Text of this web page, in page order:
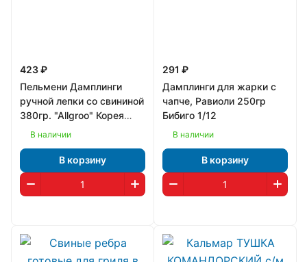
423 ₽
Пельмени Дамплинги
ручной лепки со свининой
380гр. "Allgroo" Корея
1/16В наличии
В корзину
291 ₽
Дамплинги для жарки с
чапче, Равиоли 250гр
Бибиго 1/12
В наличии
В корзину